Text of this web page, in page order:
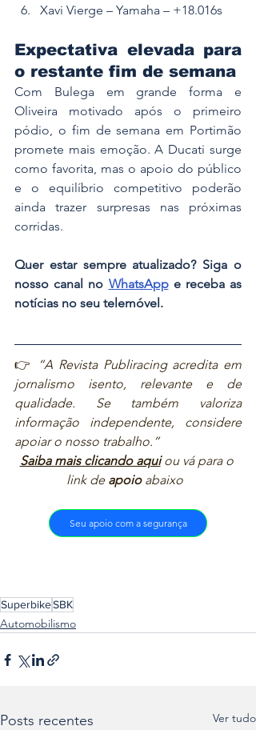
Xavi Vierge – Yamaha – +18.016s
Expectativa elevada para
o restante fim de semana
Com Bulega em grande forma e
Oliveira motivado após o primeiro
pódio, o fim de semana em Portimão
promete mais emoção. A Ducati surge
como favorita, mas o apoio do público
e o equilíbrio competitivo poderão
ainda trazer surpresas nas próximas
corridas.
Quer estar sempre atualizado? Siga o
nosso canal no WhatsApp e receba as
notícias no seu telemóvel.
👉
“A Revista Publiracing acredita em
jornalismo isento, relevante e de
qualidade. Se também valoriza
informação independente, considere
apoiar o nosso trabalho.”
Saiba mais clicando aqui ou vá para o
link de apoio abaixo
Seu apoio com a segurança
SuperbikeSBK
Automobilismo
Posts recentes Ver tudo